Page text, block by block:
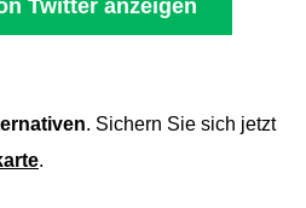
. Sichern Sie sich jetzt
.